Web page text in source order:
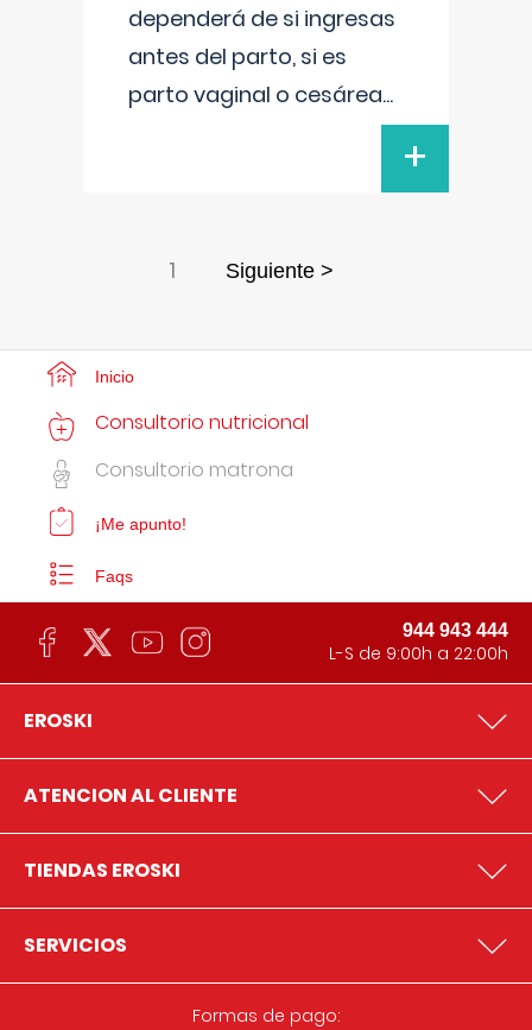
dependerá de si ingresas
antes del parto, si es
parto vaginal o cesárea...
+
1 Siguiente >
Inicio
Consultorio nutricional
Consultorio matrona
¡Me apunto!
Faqs
944 943 444
L-S de 9:00h a 22:00h
EROSKI
ATENCION AL CLIENTE
TIENDAS EROSKI
SERVICIOS
Formas de pago: